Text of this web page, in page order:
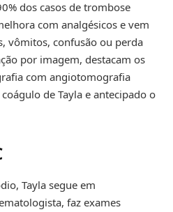
dos casos de trombose
com analgésicos e vem
vômitos, confusão ou perda
por imagem, destacam os
com angiotomografia
de Tayla e antecipado o
Tayla segue em
faz exames